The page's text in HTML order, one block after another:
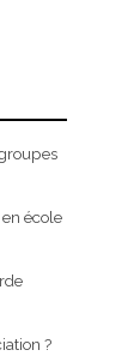
école
?